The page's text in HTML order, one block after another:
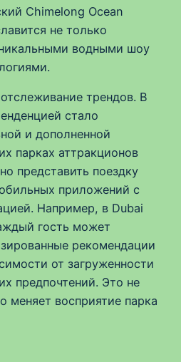
Chimelong Ocean
не только
водными шоу
трендов. В
стало
и дополненной
парках аттракционов
представить поездку
приложений с
Например, в Dubai
гость может
рекомендации
от загруженности
предпочтений. Это не
меняет восприятие парка